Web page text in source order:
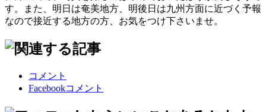
す。また、明日は奄美地方、明後日は九州方面に近づく予報
なので接近する地方の方、お気をつけ下さいませ。
コメント
Facebookコメント